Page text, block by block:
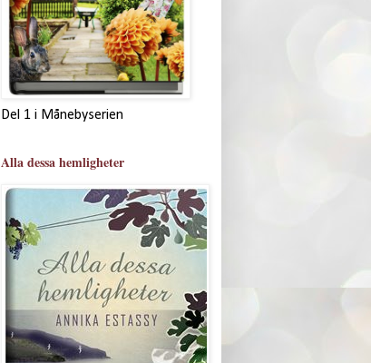
Del 1 i Månebyserien
Alla dessa hemligheter